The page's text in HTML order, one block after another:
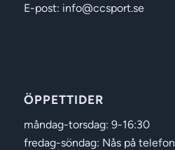
E-post: info@ccsport.se
ÖPPETTIDER
måndag-torsdag: 9-16:30
fredag-söndag: Nås på telefon